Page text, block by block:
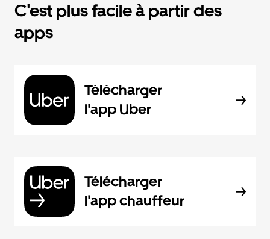
C'est plus facile à partir des
apps
Télécharger
l'app Uber
Télécharger
l'app chauffeur